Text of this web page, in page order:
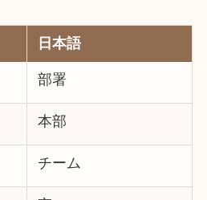
日本語
部署
本部
チーム